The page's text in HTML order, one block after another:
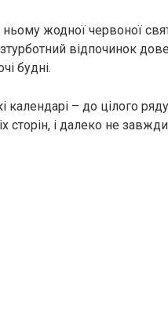
жодної червоної
відпочинок
будні.
календарі – до цілого ряду
сторін, і далеко не